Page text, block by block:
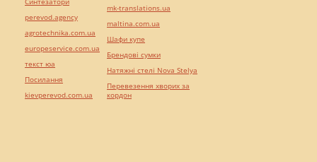
perevod.agency
agrotechnika.com.ua
europeservice.com.ua
текст юа
Посилання
kievperevod.com.ua
mk-translations.ua
maltina.com.ua
Шафи купе
Брендові сумки
Натяжні стелі Nova Stelya
Перевезення хворих за
кордон